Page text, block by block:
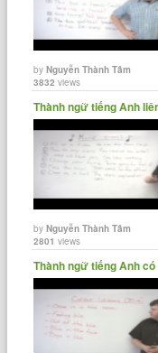
byNguyễn Thành Tâm
3832 views
Thành ngữ tiếng Anh
byNguyễn Thành Tâm
2801 views
Thành ngữ tiếng Anh